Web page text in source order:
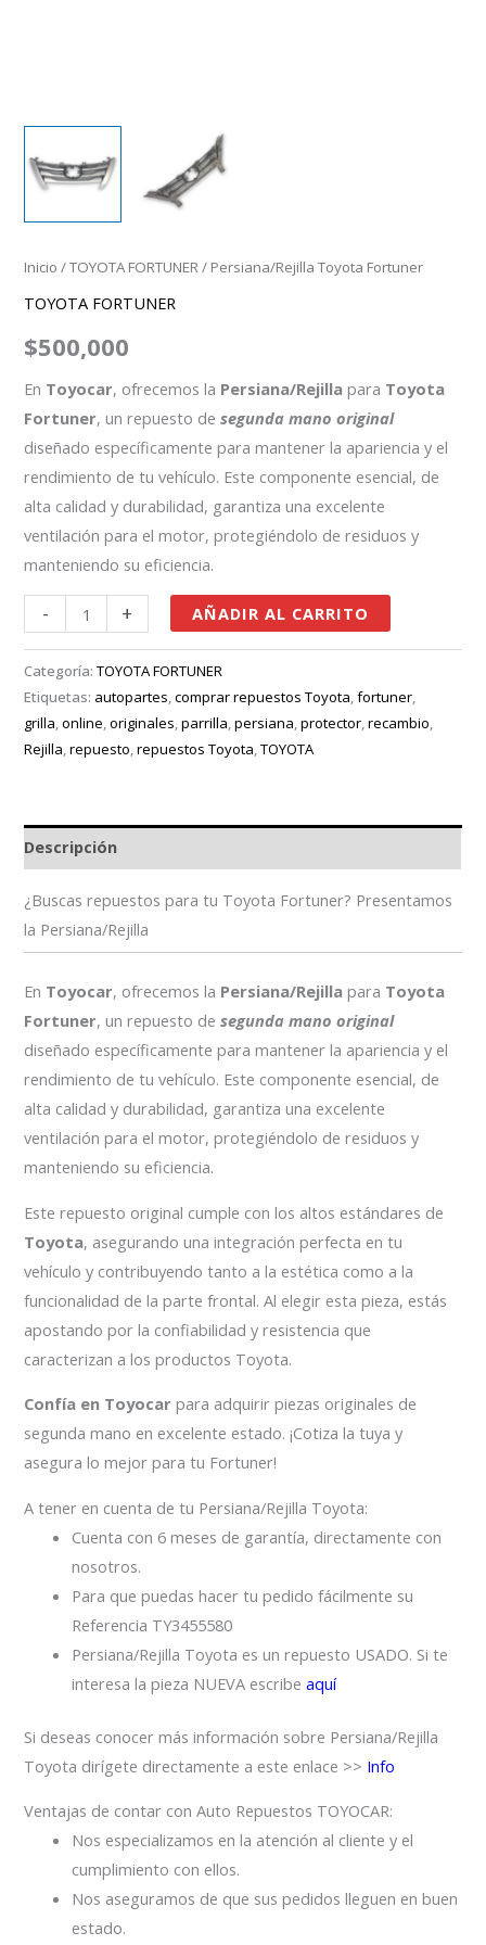
Inicio /TOYOTA FORTUNER/ Persiana/Rejilla Toyota Fortuner
TOYOTA FORTUNER
$500,000
En Toyocar, ofrecemos la Persiana/Rejilla para Toyota
Fortuner, un repuesto desegunda mano original
diseñado específicamente para mantener la apariencia y el
rendimiento de tu vehículo. Este componente esencial, de
alta calidad y durabilidad, garantiza una excelente
ventilación para el motor, protegiéndolo de residuos y
manteniendo su eficiencia.
- + AÑADIR AL CARRITO
Categoría:TOYOTA FORTUNER
Etiquetas: autopartes ,comprar repuestos Toyota ,fortuner
grilla ,online ,originales ,parrilla ,persiana ,protector ,recambio
Rejilla ,repuesto ,repuestos Toyota ,TOYOTA
Descripción
¿Buscas repuestos para tu Toyota Fortuner? Presentamos
la Persiana/Rejilla
En Toyocar, ofrecemos la Persiana/Rejilla para Toyota
Fortuner, un repuesto desegunda mano original
diseñado específicamente para mantener la apariencia y el
rendimiento de tu vehículo. Este componente esencial, de
alta calidad y durabilidad, garantiza una excelente
ventilación para el motor, protegiéndolo de residuos y
manteniendo su eficiencia.
Este repuesto original cumple con los altos estándares de
Toyota, asegurando una integración perfecta en tu
vehículo y contribuyendo tanto a la estética como a la
funcionalidad de la parte frontal. Al elegir esta pieza, estás
apostando por la confiabilidad y resistencia que
caracterizan a los productos Toyota.
Confía en Toyocar para adquirir piezas originales de
segunda mano en excelente estado. ¡Cotiza la tuya y
asegura lo mejor para tu Fortuner!
A tener en cuenta de tu Persiana/Rejilla Toyota:
Cuenta con 6 meses de garantía, directamente con
nosotros.
Para que puedas hacer tu pedido fácilmente su
Referencia TY3455580
Persiana/Rejilla Toyota es un repuesto USADO. Si te
interesa la pieza NUEVA escribeaquí
Si deseas conocer más información sobre Persiana/Rejilla
Toyota dirígete directamente a este enlace >> Info
Ventajas de contar con Auto Repuestos TOYOCAR:
Nos especializamos en la atención al cliente y el
cumplimiento con ellos.
Nos aseguramos de que sus pedidos lleguen en buen
estado.